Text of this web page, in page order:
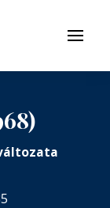
Menü